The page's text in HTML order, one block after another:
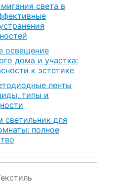
света в
освещение
дома и участка:
к эстетике
ленты
типы и
светильник для
полное